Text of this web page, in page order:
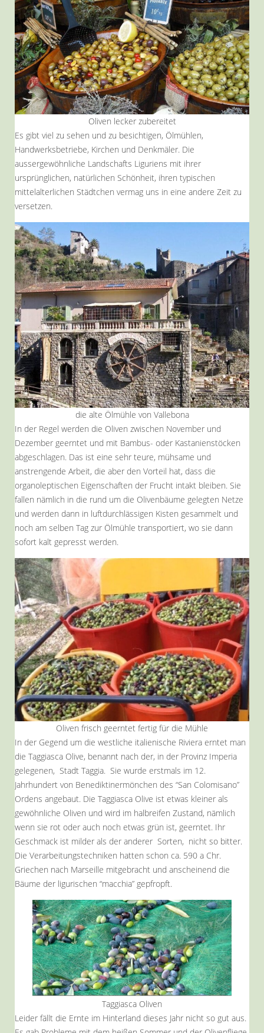
Oliven lecker zubereitet
Es gibt viel zu sehen und zu besichtigen, Ölmühlen,
Handwerksbetriebe, Kirchen und Denkmäler. Die
aussergewöhnliche Landschafts Liguriens mit ihrer
ursprünglichen, natürlichen Schönheit, ihren typischen
mittelalterlichen Städtchen vermag uns in eine andere Zeit zu
versetzen.
die alte Ölmühle von Vallebona
In der Regel werden die Oliven zwischen November und
Dezember geerntet und mit Bambus- oder Kastanienstöcken
abgeschlagen. Das ist eine sehr teure, mühsame und
anstrengende Arbeit, die aber den Vorteil hat, dass die
organoleptischen Eigenschaften der Frucht intakt bleiben. Sie
fallen nämlich in die rund um die Olivenbäume gelegten Netze
und werden dann in luftdurchlässigen Kisten gesammelt und
noch am selben Tag zur Ölmühle transportiert, wo sie dann
sofort kalt gepresst werden.
Oliven frisch geerntet fertig für die Mühle
In der Gegend um die westliche italienische Riviera erntet man
die Taggiasca Olive, benannt nach der, in der Provinz Imperia
gelegenen, Stadt Taggia. Sie wurde erstmals im 12.
Jahrhundert von Benediktinermönchen des “San Colomisano”
Ordens angebaut. Die Taggiasca Olive ist etwas kleiner als
gewöhnliche Oliven und wird im halbreifen Zustand, nämlich
wenn sie rot oder auch noch etwas grün ist, geerntet. Ihr
Geschmack ist milder als der anderer Sorten, nicht so bitter.
Die Verarbeitungstechniken hatten schon ca. 590 a Chr.
Griechen nach Marseille mitgebracht und anscheinend die
Bäume der ligurischen “macchia” gepfropft.
Taggiasca Oliven
Leider fällt die Ernte im Hinterland dieses Jahr nicht so gut aus.